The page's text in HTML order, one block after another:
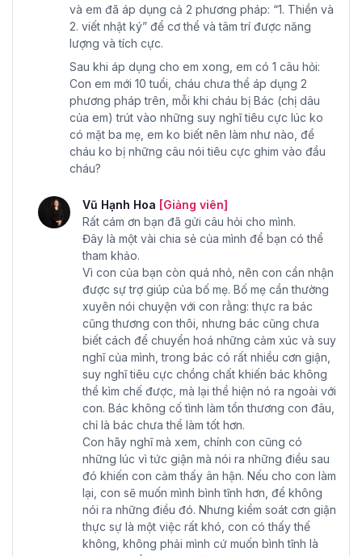
và em đã áp dụng cả 2 phương pháp: “1. Thiền và
2. viết nhật ký” để cơ thể và tâm trí được năng
lượng và tích cực.
Sau khi áp dụng cho em xong, em có 1 câu hỏi:
Con em mới 10 tuổi, cháu chưa thể áp dụng 2
phương pháp trên, mỗi khi cháu bị Bác (chị dâu
của em) trút vào những suy nghĩ tiêu cực lúc ko
có mặt ba mẹ, em ko biết nên làm như nào, để
cháu ko bị những câu nói tiêu cực ghim vào đầu
cháu?
Vũ Hạnh Hoa [Giảng viên]
Rất cám ơn bạn đã gửi câu hỏi cho mình.
Đây là một vài chia sẻ của mình để bạn có thể
tham khảo.
Vì con của bạn còn quá nhỏ, nên con cần nhận
được sự trợ giúp của bố mẹ. Bố mẹ cần thường
xuyên nói chuyện với con rằng: thực ra bác
cũng thương con thôi, nhưng bác cũng chưa
biết cách để chuyển hoá những cảm xúc và suy
nghĩ của mình, trong bác có rất nhiều cơn giận,
suy nghĩ tiêu cực chồng chất khiến bác không
thể kìm chế được, mà lại thể hiện nó ra ngoài với
con. Bác không cố tình làm tổn thương con đâu,
chỉ là bác chưa thể làm tốt hơn.
Con hãy nghĩ mà xem, chính con cũng có
những lúc vì tức giận mà nói ra những điều sau
đó khiến con cảm thấy ân hận. Nếu cho con làm
lại, con sẽ muốn mình bình tĩnh hơn, để không
nói ra những điều đó. Nhưng kiểm soát cơn giận
thực sự là một việc rất khó, con có thấy thế
không, không phải mình cứ muốn bình tĩnh là